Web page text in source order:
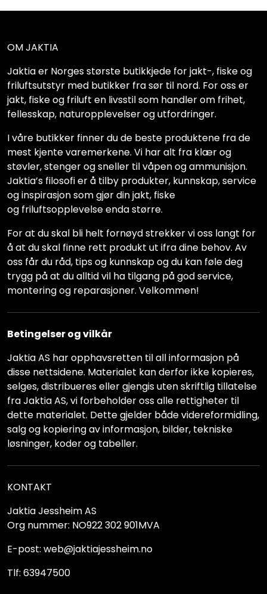
OM JAKTIA
Jaktia er Norges største butikkjede for jakt-, fiske og
friluftsutstyr med butikker fra sør til nord. For oss er
jakt, fiske og friluft en livsstil som handler om frihet,
fellesskap, naturopplevelser og utfordringer.
I våre butikker finner du de beste produktene fra de
mest kjente varemerkene. Vi har alt fra klær og
støvler, stenger og sneller til våpen og ammunisjon.
Jaktia’s filosofi er å tilby produkter, kunnskap, service
og inspirasjon som gjør din jakt, fiske
og friluftsopplevelse enda større.
For at du skal bli helt fornøyd strekker vi oss langt for
å at du skal finne rett produkt ut ifra dine behov. Av
oss får du råd, tips og kunnskap og du kan føle deg
trygg på at du alltid vil ha tilgang på god service,
montering og reparasjoner. Velkommen!
Betingelser og vilkår
Jaktia AS har opphavsretten til all informasjon på
disse nettsidene. Materialet kan derfor ikke kopieres,
selges, distribueres eller gjengis uten skriftlig tillatelse
fra Jaktia AS, vi forbeholder oss alle rettigheter til
dette materialet. Dette gjelder både videreformidling,
salg og kopiering av informasjon, bilder, tekniske
løsninger, koder og tabeller.
KONTAKT
Jaktia Jessheim AS
Org nummer: NO922 302 901MVA
E-post: web@jaktiajessheim.no
Tlf: 63947500